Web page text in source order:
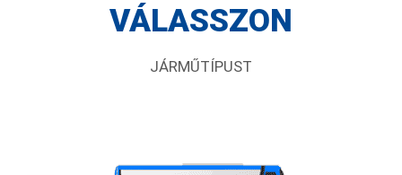
VÁLASSZON
JÁRMŰTÍPUST